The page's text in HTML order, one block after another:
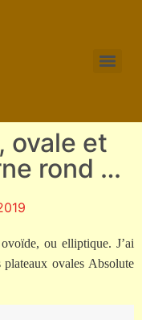
ovale et
rond …
ou elliptique. J’ai
ovales Absolute